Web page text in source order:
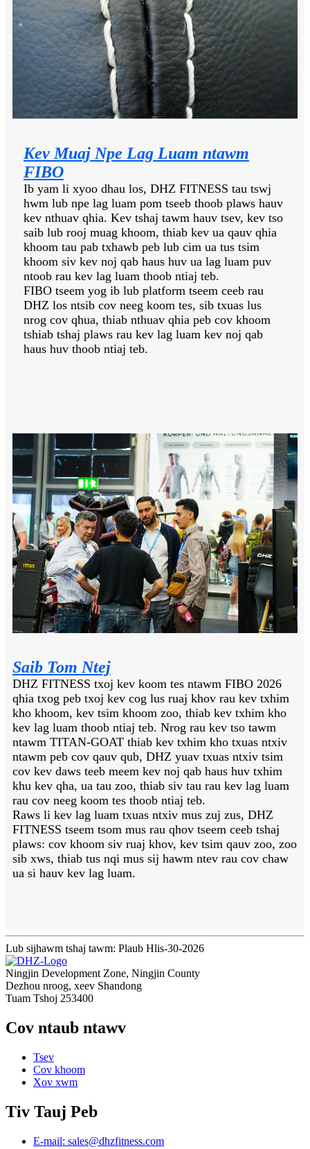
Kev Muaj Npe Lag Luam ntawm
FIBO
Ib yam li xyoo dhau los, DHZ FITNESS tau tswj
hwm lub npe lag luam pom tseeb thoob plaws hauv
kev nthuav qhia. Kev tshaj tawm hauv tsev, kev tso
saib lub rooj muag khoom, thiab kev ua qauv qhia
khoom tau pab txhawb peb lub cim ua tus tsim
khoom siv kev noj qab haus huv ua lag luam puv
ntoob rau kev lag luam thoob ntiaj teb.
FIBO tseem yog ib lub platform tseem ceeb rau
DHZ los ntsib cov neeg koom tes, sib txuas lus
nrog cov qhua, thiab nthuav qhia peb cov khoom
tshiab tshaj plaws rau kev lag luam kev noj qab
haus huv thoob ntiaj teb.
Saib Tom Ntej
DHZ FITNESS txoj kev koom tes ntawm FIBO 2026
qhia txog peb txoj kev cog lus ruaj khov rau kev txhim
kho khoom, kev tsim khoom zoo, thiab kev txhim kho
kev lag luam thoob ntiaj teb. Nrog rau kev tso tawm
ntawm TITAN-GOAT thiab kev txhim kho txuas ntxiv
ntawm peb cov qauv qub, DHZ yuav txuas ntxiv tsim
cov kev daws teeb meem kev noj qab haus huv txhim
khu kev qha, ua tau zoo, thiab siv tau rau kev lag luam
rau cov neeg koom tes thoob ntiaj teb.
Raws li kev lag luam txuas ntxiv mus zuj zus, DHZ
FITNESS tseem tsom mus rau qhov tseem ceeb tshaj
plaws: cov khoom siv ruaj khov, kev tsim qauv zoo, zoo
sib xws, thiab tus nqi mus sij hawm ntev rau cov chaw
ua si hauv kev lag luam.
Lub sijhawm tshaj tawm: Plaub Hlis-30-2026
Ningjin Development Zone, Ningjin County
Dezhou nroog, xeev Shandong
Tuam Tshoj 253400
Cov ntaub ntawv
Tsev
Cov khoom
Xov xwm
Tiv Tauj Peb
E-mail: sales@dhzfitness.com